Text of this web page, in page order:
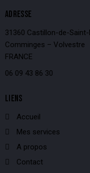
ADRESSE
31360 Castillon-de-
Comminges – Volvestre
FRANCE
06 09 43 86 30
LIENS
Accueil
Mes services
A propos
Contact